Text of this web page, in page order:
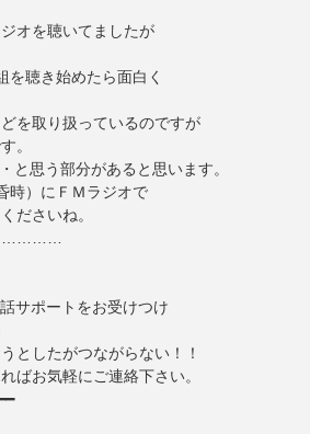
オを聴いてましたが
を聴き始めたら面白く
を取り扱っているのですが
。
思う部分があると思います。
時）にＦＭラジオで
ださいね。
サポートをお受けつけ
としたがつながらない！！
ばお気軽にご連絡下さい。